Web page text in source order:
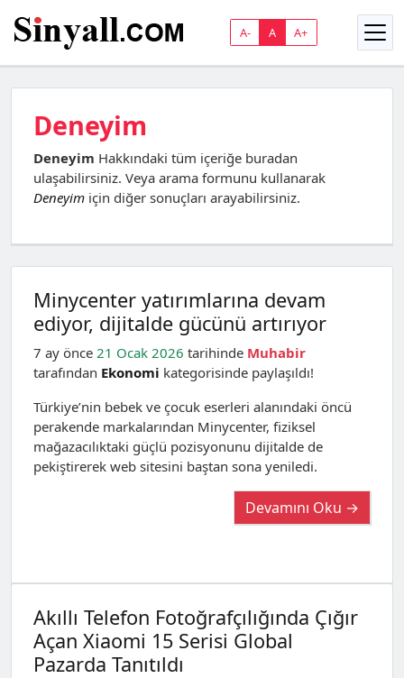
A- A A+
Deneyim
Deneyim Hakkındaki tüm içeriğe buradan
ulaşabilirsiniz. Veya arama formunu kullanarak
Deneyim için diğer sonuçları arayabilirsiniz.
Minycenter yatırımlarına devam
ediyor, dijitalde gücünü artırıyor
7 ay önce 21 Ocak 2026 tarihinde Muhabir
tarafından Ekonomi kategorisinde paylaşıldı!
Türkiye’nin bebek ve çocuk eserleri alanındaki öncü
perakende markalarından Minycenter, fiziksel
mağazacılıktaki güçlü pozisyonunu dijitalde de
pekiştirerek web sitesini baştan sona yeniledi.
Devamını Oku →
Akıllı Telefon Fotoğrafçılığında Çığır
Açan Xiaomi 15 Serisi Global
Pazarda Tanıtıldı